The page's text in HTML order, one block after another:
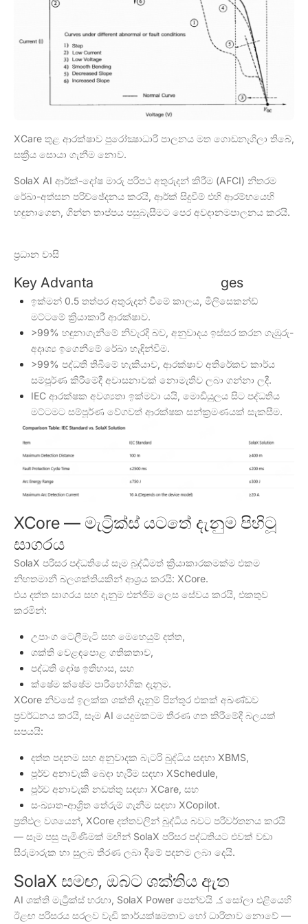
XCare තුළ ආරක්ෂාව පුරෝක්‍ෂාධාරි පාලනය මත ගොඩනැගිලා තිබේ,
සක්‍රීය සොයා ගැනීම නොව.
SolaX AI ආර්ක්-දෝෂ මාරු පරිපථ අතුරුදන් කිරීම (AFCI) නිතරම
රේඛා-අත්සන පරිච්ඡේදනය කරයි, ආර්ක් සිදුවීම් එහි ආරම්භයෙහි
හඳුනාගෙන, ගින්න තාප්පය පසුබැසීමට පෙර අවදානමපාලනය කරයි.
ප්‍රධාන වාසි
Key Advanta ges
ඉක්මන් 0.5 තත්පර අතුරුදන් වීමේ කාලය, මිලිසෙකන්ඩ්
මට්ටමේ ක්‍රියාකාරී ආරක්ෂාව.
>99% හඳුනාගැනීමේ නිවැරදි බව, අනුවාදය ඉස්සර කරන ගැඹුරු-
අදෘශ්‍ය ඉගෙනීමේ රේඛා හැඳින්වීම.
>99% පද්ධති තිබීමේ හැකියාව, ආරක්ෂාව අතිරේකව කාර්ය
සම්පූර්ණ කිරීමේදී අවාසනාවක් නොමැතිව ලබා ගන්නා ලදී.
IEC ආරක්ෂක අවශ්‍යතා ඉක්මවා යයි, මොඩියුලය සිට පද්ධතිය
මට්ටමට සම්පූර්ණ වේගවත් ආරක්ෂක සන්ක්‍රමණයක් සැකසීම.
XCore — මැට්‍රික්ස් යටතේ දැනුම පිහිටූ
සාගරය
SolaX පරිසර පද්ධතියේ සෑම බුද්ධිමත් ක්‍රියාකාරකමක්ම එකම
නිහතමානී බලශක්තියකින් ආශ්‍රය කරයි: XCore.
එය දත්ත සාගරය සහ දැනුම එන්ජිම ලෙස සේවය කරයි, එකතුව
කරමින්:
උපාංග ටෙලීමැටි සහ මෙහෙයුම් දත්ත,
ශක්ති වෙළඳපොළ ගතිකතාව,
පද්ධති දෝෂ ඉතිහාස, සහ
ක්ෂේම ක්ෂේම පාරිභෝගික දැනුම.
XCore නිවසේ ඉලක්ක ශක්ති දැනුම් පින්තූර එකක් අඛණ්ඩව
ප්‍රවර්ධනය කරයි, සෑම AI යෙදුමකටම තීරණ ගත කිරීමේදී බලයක්
සපයයි:
දත්ත පදනම සහ අනුවාදක බැටරි බුද්ධිය සඳහා XBMS,
පූර්ව අනාවැකි බෙදා හැරීම සඳහා XSchedule,
පූර්ව අනාවැකි නඩත්තු සඳහා XCare, සහ
සංඛ්‍යාත-ආශ්‍රිත තේරුම් ගැනීම සඳහා XCopilot.
ප්‍රතිඵල වශයෙන්, XCore දත්තවලින් බුද්ධිය බවට පරිවර්තනය කරයි
— සෑම පසු පැමිණීමක් මඟින් SolaX පරිසර පද්ධතියට එවක් වඩා
සීරුමාරුක හා සුලබ තීරණ ලබා දීමේ පදනම ලබා දෙයි.
SolaX සමඟ, ඔබට ශක්තිය ඇත
AI ශක්ති මැට්‍රික්ස් හරහා, SolaX Power පෙන්වයි کہ සෝලා එළියෙහි
ඊළඟ පරිසරය සරලව වැඩි කාර්යක්ෂමතාව හෝ ධාරිතාව නොවේ —